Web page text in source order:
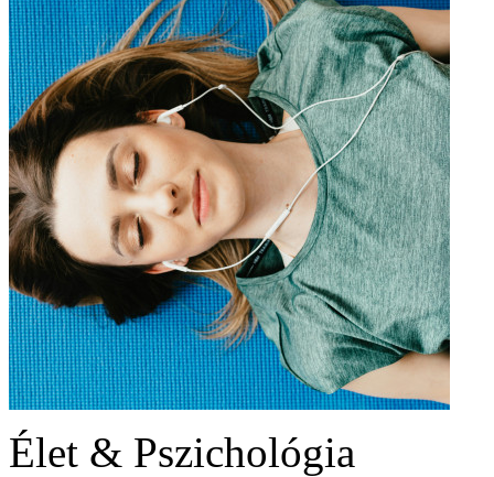
Élet & Pszichológia